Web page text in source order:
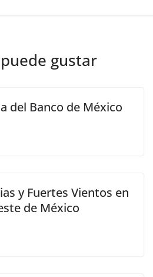
gustar
del Banco de México
y Fuertes Vientos en
de México